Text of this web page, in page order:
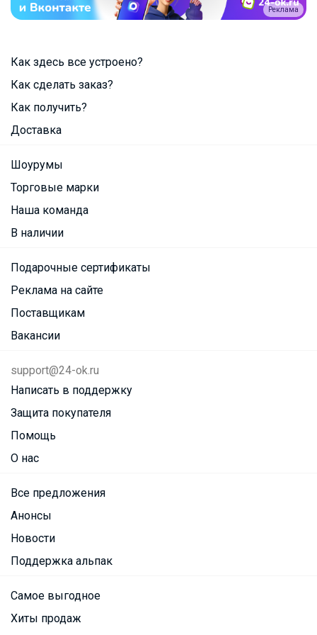
Реклама
Как здесь все устроено?
Как сделать заказ?
Как получить?
Доставка
Шоурумы
Торговые марки
Наша команда
В наличии
Подарочные сертификаты
Реклама на сайте
Поставщикам
Вакансии
support@24-ok.ru
Написать в поддержку
Защита покупателя
Помощь
О нас
Все предложения
Анонсы
Новости
Поддержка альпак
Самое выгодное
Хиты продаж